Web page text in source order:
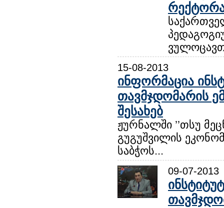
15-08-2013
ინფორმაცია
თავმჯდომარის
შესახებ
ჟურნალში ’’თსუ
გუგუშვილის
საბჭოს...
09-07-2013